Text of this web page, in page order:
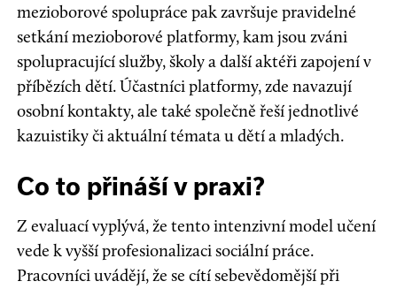
mezioborové spolupráce pak završuje pravidelné
setkání mezioborové platformy, kam jsou zváni
spolupracující služby, školy a další aktéři zapojení v
příbězích dětí. Účastníci platformy, zde navazují
osobní kontakty, ale také společně řeší jednotlivé
kazuistiky či aktuální témata u dětí a mladých.
Co to přináší v praxi?
Z evaluací vyplývá, že tento intenzivní model učení
vede k vyšší profesionalizaci sociální práce.
Pracovníci uvádějí, že se cítí sebevědomější při